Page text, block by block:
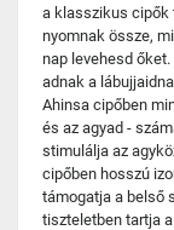
a klasszikus cipők
nyomnak össze,
nap levehesd
adnak a
Ahinsa cipőben
és az agyad -
stimulálja az
cipőben hosszú
támogatja a belső
tiszteletben tartja